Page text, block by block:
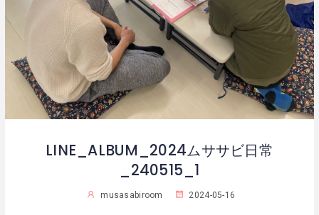
LINE_ALBUM_2024ムササビ日常
_240515_1
musasabiroom 2024-05-16